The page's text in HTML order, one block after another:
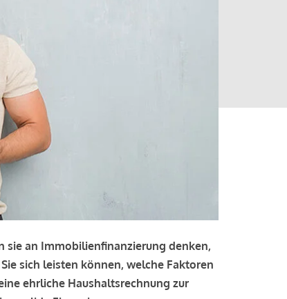
sie an Immobilienfinanzierung denken,
sich leisten können, welche Faktoren
ehrliche Haushaltsrechnung zur